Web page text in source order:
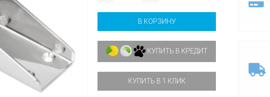
В КОРЗИНУ
КУПИТЬ В КРЕДИТ
КУПИТЬ В 1 КЛИК